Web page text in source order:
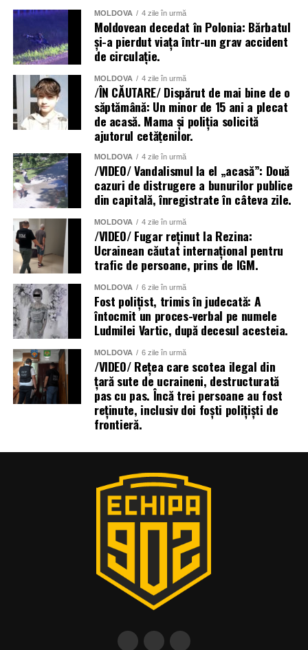
MOLDOVA 4 zile în urmă
Moldovean decedat în Polonia: Bărbatul
și-a pierdut viața într-un grav accident
de circulație.
MOLDOVA 4 zile în urmă
/ÎN CĂUTARE/ Dispărut de mai bine de o
săptămână: Un minor de 15 ani a plecat
de acasă. Mama și poliția solicită
ajutorul cetățenilor.
MOLDOVA 4 zile în urmă
/VIDEO/ Vandalismul la el „acasă”: Două
cazuri de distrugere a bunurilor publice
din capitală, înregistrate în câteva zile.
MOLDOVA 4 zile în urmă
/VIDEO/ Fugar reținut la Rezina:
Ucrainean căutat internațional pentru
trafic de persoane, prins de IGM.
MOLDOVA 6 zile în urmă
Fost polițist, trimis în judecată: A
întocmit un proces-verbal pe numele
Ludmilei Vartic, după decesul acesteia.
MOLDOVA 6 zile în urmă
/VIDEO/ Rețea care scotea ilegal din
țară sute de ucraineni, destructurată
pas cu pas. Încă trei persoane au fost
reținute, inclusiv doi foști polițiști de
frontieră.